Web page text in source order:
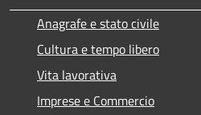
Anagrafe e stato civile
Cultura e tempo libero
Vita lavorativa
Imprese e Commercio